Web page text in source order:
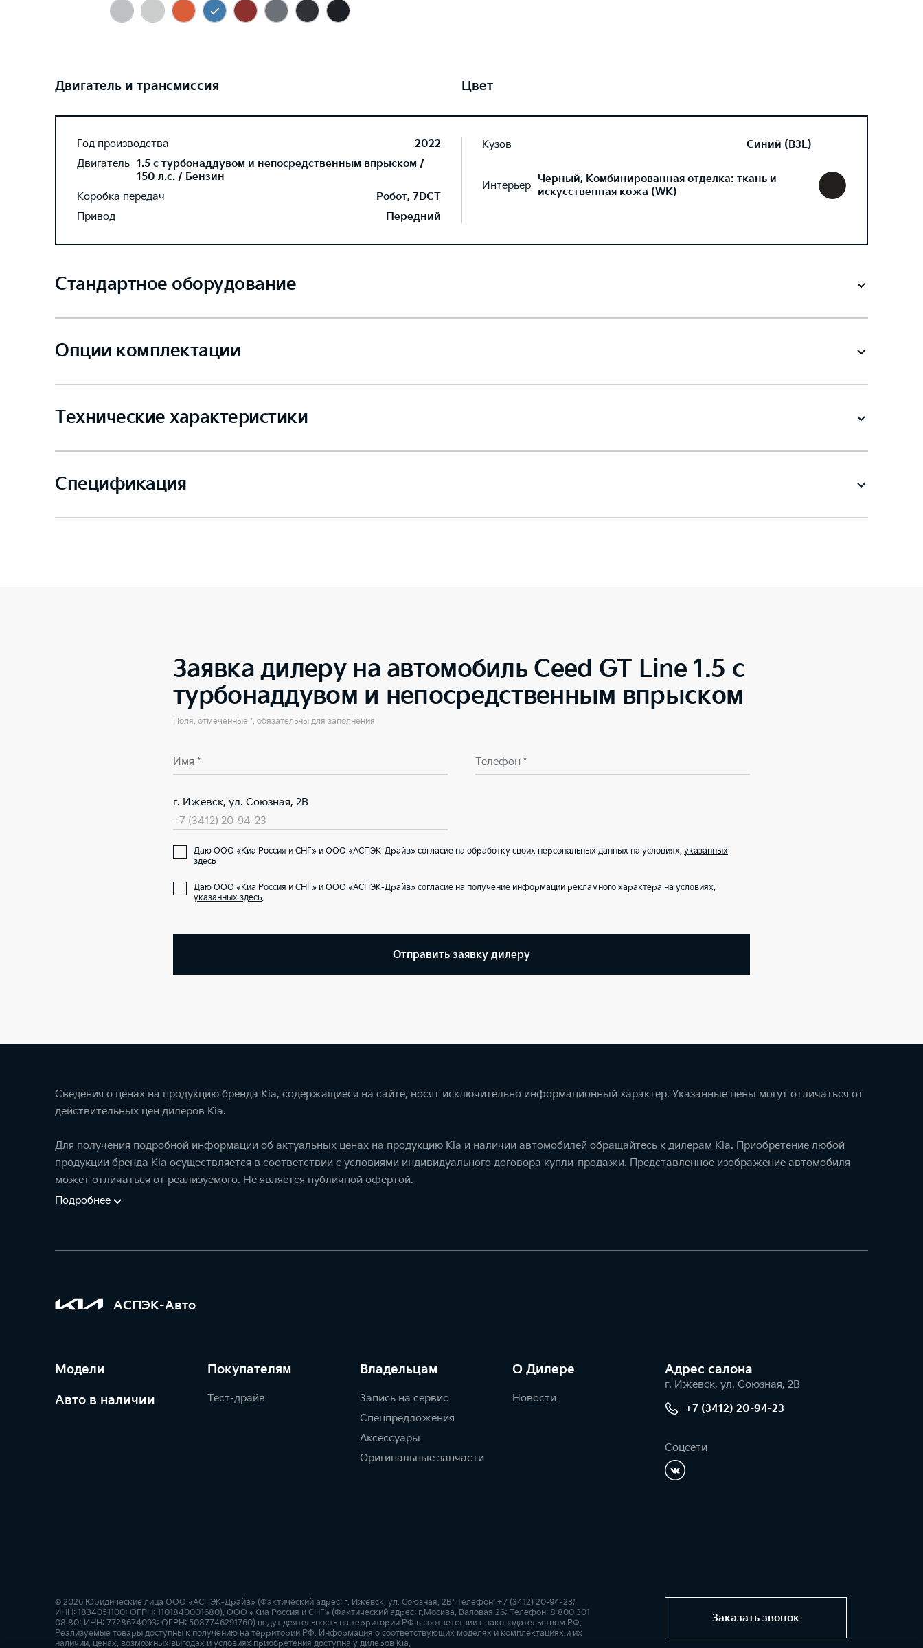
Двигатель и трансмиссия
Год производства
2022
Двигатель 1.5 с турбонаддувом и непосредственным впрыском /
150 л.с. / Бензин
Коробка передач
Робот, 7DCT
Привод
Передний
Цвет
Кузов Синий (B3L)
Интерьер Черный, Комбинированная отделка: ткань и
искусственная кожа (WK)
Стандартное оборудование
Опции комплектации
Технические характеристики
Спецификация
Заявка дилеру на автомобиль Ceed GT Line 1.5 с
турбонаддувом и непосредственным впрыском
Поля, отмеченные *, обязательны для заполнения
Имя * Телефон *
г. Ижевск, ул. Союзная, 2В
+7 (3412) 20-94-23
Даю ООО «Киа Россия и СНГ» и ООО «АСПЭК-Драйв» согласие на обработку своих персональных данных на условиях, указанных
здесь
Даю ООО «Киа Россия и СНГ» и ООО «АСПЭК-Драйв» согласие на получение информации рекламного характера на условиях,
указанных здесь.
Отправить заявку дилеру
Сведения о ценах на продукцию бренда Kia, содержащиеся на сайте, носят исключительно информационный характер. Указанные цены могут отличаться от
действительных цен дилеров Kia.
Для получения подробной информации об актуальных ценах на продукцию Kia и наличии автомобилей обращайтесь к дилерам Kia. Приобретение любой
продукции бренда Kia осуществляется в соответствии с условиями индивидуального договора купли-продажи. Представленное изображение автомобиля
может отличаться от реализуемого. Не является публичной офертой.
Подробнее
АСПЭК-Авто
Модели
Авто в наличии
Покупателям
Тест-драйв
Владельцам
Запись на сервис
Спецпредложения
Аксессуары
Оригинальные запчасти
О Дилере
Новости
Адрес салонa
г. Ижевск, ул. Союзная, 2В
+7 (3412) 20-94-23
Соцсети
Заказать звонок
© 2026 Юридические лица ООО «АСПЭК-Драйв» (Фактический адрес: г. Ижевск, ул. Союзная, 2В; Телефон: +7 (3412) 20-94-23;
ИНН: 1834051100; ОГРН: 1101840001680), ООО «Киа Россия и СНГ» (Фактический адрес: г.Москва, Валовая 26; Телефон: 8 800 301
08 80; ИНН: 7728674093; ОГРН: 5087746291760) ведут деятельность на территории РФ в соответствии с законодательством РФ.
Реализуемые товары доступны к получению на территории РФ. Информация о соответствующих моделях и комплектациях и их
наличии, ценах, возможных выгодах и условиях приобретения доступна у дилеров Kia.